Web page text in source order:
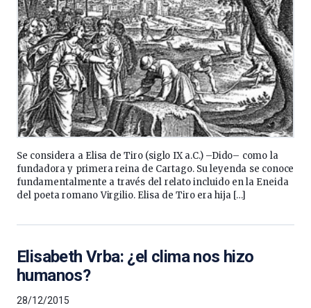
Se considera a Elisa de Tiro (siglo IX a.C.) –Dido– como la
fundadora y primera reina de Cartago. Su leyenda se conoce
fundamentalmente a través del relato incluido en la Eneida
del poeta romano Virgilio. Elisa de Tiro era hija […]
Elisabeth Vrba: ¿el clima nos hizo
humanos?
28/12/2015